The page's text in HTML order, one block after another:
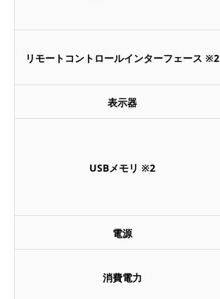
リモートコントロールインターフェース ※2
表示器
USBメモリ ※2
電源
消費電力